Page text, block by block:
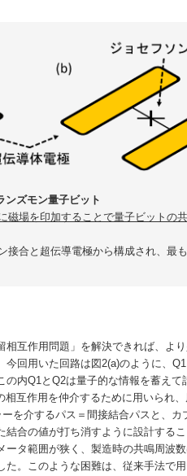
ンズモン量子ビット
場を印加することで量子ビットの
合と超伝導電極から構成され、最
互作用問題」を解決できれば、よ
回用いた回路は図2(a)のように、
内Q1とQ2は量子的な情報を蓄え
互作用を仲介するために用いられ
を介するパス＝間接結合パスと、
合の値が打ち消すように設計する
タ範囲が狭く、製造時の共鳴周波
。このような困難は、従来手法で